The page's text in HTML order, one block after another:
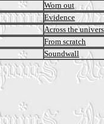
Worn out
Evidence
Across the
From scratch
Soundwall